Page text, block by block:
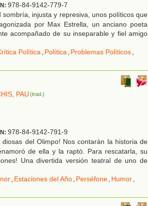
978-84-9142-779-7
injusta y represiva, unos políticos que
por Max Estrella, un anciano poeta
acompañado de su inseparable y fiel amigo
Política Política Problemas Políticos
PAU (trad.)
978-84-9142-791-9
del Olimpo! Nos contarán la historia de
de ella y la raptó. Para rescatarla, su
Una divertida versión teatral de uno de
Estaciones del Año Perséfone Humor